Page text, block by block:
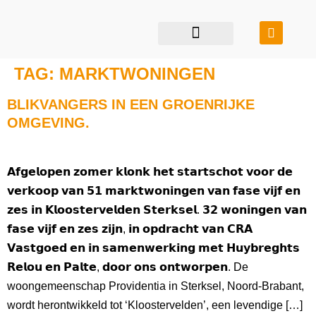
TAG: MARKTWONINGEN
BLIKVANGERS IN EEN GROENRIJKE
OMGEVING.
𝗔𝗳𝗴𝗲𝗹𝗼𝗽𝗲𝗻 𝘇𝗼𝗺𝗲𝗿 𝗸𝗹𝗼𝗻𝗸 𝗵𝗲𝘁 𝘀𝘁𝗮𝗿𝘁𝘀𝗰𝗵𝗼𝘁 𝘃𝗼𝗼𝗿 𝗱𝗲
𝘃𝗲𝗿𝗸𝗼𝗼𝗽 𝘃𝗮𝗻 𝟱𝟭 𝗺𝗮𝗿𝗸𝘁𝘄𝗼𝗻𝗶𝗻𝗴𝗲𝗻 𝘃𝗮𝗻 𝗳𝗮𝘀𝗲 𝘃𝗶𝗷𝗳 𝗲𝗻
𝘇𝗲𝘀 𝗶𝗻 𝗞𝗹𝗼𝗼𝘀𝘁𝗲𝗿𝘃𝗲𝗹𝗱𝗲𝗻 𝗦𝘁𝗲𝗿𝗸𝘀𝗲𝗹. 𝟯𝟮 𝘄𝗼𝗻𝗶𝗻𝗴𝗲𝗻 𝘃𝗮𝗻
𝗳𝗮𝘀𝗲 𝘃𝗶𝗷𝗳 𝗲𝗻 𝘇𝗲𝘀 𝘇𝗶𝗷𝗻, 𝗶𝗻 𝗼𝗽𝗱𝗿𝗮𝗰𝗵𝘁 𝘃𝗮𝗻 𝗖𝗥𝗔
𝗩𝗮𝘀𝘁𝗴𝗼𝗲𝗱 𝗲𝗻 𝗶𝗻 𝘀𝗮𝗺𝗲𝗻𝘄𝗲𝗿𝗸𝗶𝗻𝗴 𝗺𝗲𝘁 𝗛𝘂𝘆𝗯𝗿𝗲𝗴𝗵𝘁𝘀
𝗥𝗲𝗹𝗼𝘂 𝗲𝗻 𝗣𝗮𝗹𝘁𝗲, 𝗱𝗼𝗼𝗿 𝗼𝗻𝘀 𝗼𝗻𝘁𝘄𝗼𝗿𝗽𝗲𝗻. De
woongemeenschap Providentia in Sterksel, Noord-Brabant,
wordt herontwikkeld tot ‘Kloostervelden’, een levendige […]